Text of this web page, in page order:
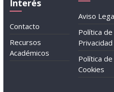
Interés
Contacto
Recursos
Académicos
Aviso
Política de
Privacidad
Política de
Cookies